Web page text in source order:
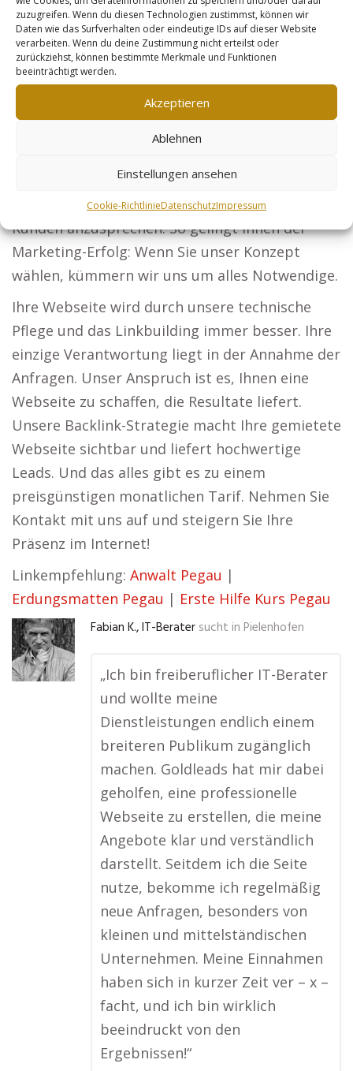
zuzugreifen. Wenn du diesen Technologien zustimmst, können wir
Daten wie das Surfverhalten oder eindeutige IDs auf dieser Website
verarbeiten. Wenn du deine Zustimmung nicht erteilst oder
zurückziehst, können bestimmte Merkmale und Funktionen
beeinträchtigt werden.
Akzeptieren
Ablehnen
Einstellungen ansehen
Cookie-RichtlinieDatenschutzImpressum
Mandantenbasis. Zeigen Sie Ihre
Architekturprojekte und überzeugen Sie neue
Bauherren.
Steuerberater: Unternehmen und
Privatpersonen sollen Ihre Services
kennenlernen. Sicherheitsdienste: Werden Sie
Veranstaltungen und Unternehmen. Online-
Händler: Optimieren Sie Ihr Sortiment, um mehr
Kunden anzusprechen. So gelingt Ihnen der
Marketing-Erfolg: Wenn Sie unser Konzept
wählen, kümmern wir uns um alles Notwendige.
Ihre Webseite wird durch unsere technische
Pflege und das Linkbuilding immer besser. Ihre
einzige Verantwortung liegt in der Annahme der
Anfragen. Unser Anspruch ist es, Ihnen eine
Webseite zu schaffen, die Resultate liefert.
Unsere Backlink-Strategie macht Ihre gemietete
Webseite sichtbar und liefert hochwertige
Leads. Und das alles gibt es zu einem
preisgünstigen monatlichen Tarif. Nehmen Sie
Kontakt mit uns auf und steigern Sie Ihre
Präsenz im Internet!
Linkempfehlung: Anwalt Pegau |
Erdungsmatten Pegau | Erste Hilfe Kurs Pegau
Fabian K., IT-Berater sucht in Pielenhofen
„Ich bin freiberuflicher IT-Berater
und wollte meine
Dienstleistungen endlich einem
breiteren Publikum zugänglich
machen. Goldleads hat mir dabei
geholfen, eine professionelle
Webseite zu erstellen, die meine
Angebote klar und verständlich
darstellt. Seitdem ich die Seite
nutze, bekomme ich regelmäßig
neue Anfragen, besonders von
kleinen und mittelständischen
Unternehmen. Meine Einnahmen
haben sich in kurzer Zeit ver – x –
facht, und ich bin wirklich
beeindruckt von den
Ergebnissen!“